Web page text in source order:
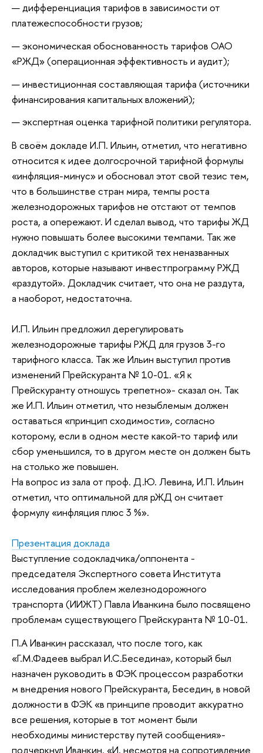
дифференциация тарифов в зависимости от
платежеспособности грузов;
экономическая обоснованность тарифов ОАО
«РЖД» (операционная эффективность и аудит);
инвестиционная составляющая тарифа (источники
финансирования капитальных вложений);
экспертная оценка тарифной политики регулятора.
В своём докладе И.П. Ильин, отметил, что негативно
относится к идее долгосрочной тарифной формулы
«инфляция-минус» и обосновал этот свой тезис тем,
что в большинстве стран мира, темпы роста
железнодорожных тарифов не отстают от темпов
роста, а опережают. И сделал вывод, что тарифы ЖД
нужно повышать более высокими темпами. Так же
докладчик выступил с критикой тех неназванных
авторов, которые называют инвестпрограмму РЖД
«раздутой». Докладчик считает, что она не раздута,
а наоборот, недостаточна.
И.П. Ильин предложил дерегулировать
железнодорожные тарифы РЖД для грузов 3-го
тарифного класса. Так же Ильин выступил против
изменений Прейскуранта № 10-01. «Я к
Прейскуранту отношусь трепетно»- сказал он. Так
же И.П. Ильин отметил, что незыблемым должен
оставаться «принцип сходимости», согласно
которому, если в одном месте какой-то тариф или
сбор уменьшился, то в другом месте он должен быть
на столько же повышен.
На вопрос из зала от проф. Д.Ю. Левина, И.П. Ильин
отметил, что оптимальной для рЖД он считает
формулу «инфляция плюс 3 %».
Презентация доклада
Выступление содокладчика/оппонента -
председателя Экспертного совета Института
исследования проблем железнодорожного
транспорта (ИИЖТ) Павла Иванкина было посвящено
проблемам существующего Прейскуранта № 10-01.
П.А Иванкин рассказал, что после того, как
«Г.М.Фадеев выбрал И.С.Беседина», который был
назначен руководить в ФЭК процессом разработки
м внедрения нового Прейскуранта, Беседин, в новой
должности в ФЭК «в принципе проводит аккуратно
все решения, которые в тот момент были
необходимы министерству путей сообщения»-
подчеркнул Иванкин. «И, несмотря на сопротивление